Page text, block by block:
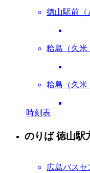
徳山駅前
粭島（久
粭島（久
時刻表
のりば 徳山駅
広島バス